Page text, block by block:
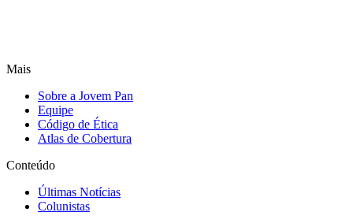
Mais
Sobre a Jovem Pan
Equipe
Código de Ética
Atlas de Cobertura
Conteúdo
Últimas Notícias
Colunistas